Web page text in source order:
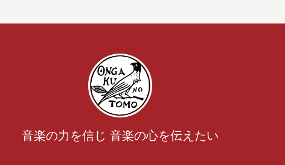
音楽の力を信じ 音楽の心を伝えたい